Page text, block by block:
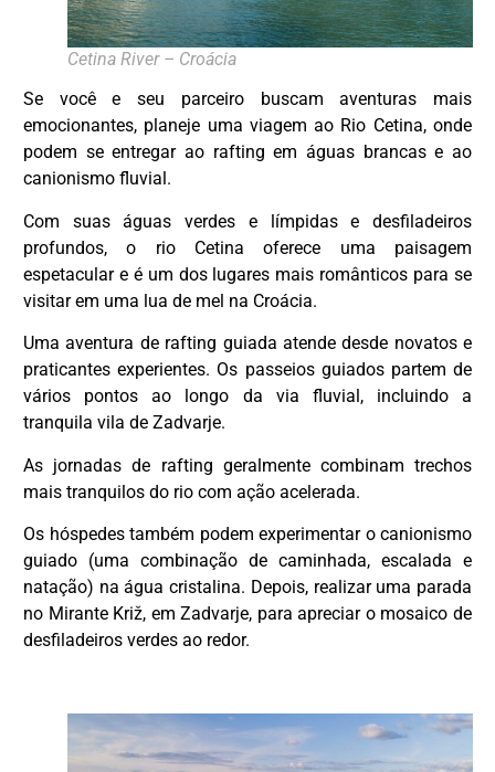
Cetina River – Croácia
Se você e seu parceiro buscam aventuras mais
emocionantes, planeje uma viagem ao Rio Cetina, onde
podem se entregar ao rafting em águas brancas e ao
canionismo fluvial.
Com suas águas verdes e límpidas e desfiladeiros
profundos, o rio Cetina oferece uma paisagem
espetacular e é um dos lugares mais românticos para se
visitar em uma lua de mel na Croácia.
Uma aventura de rafting guiada atende desde novatos e
praticantes experientes. Os passeios guiados partem de
vários pontos ao longo da via fluvial, incluindo a
tranquila vila de Zadvarje.
As jornadas de rafting geralmente combinam trechos
mais tranquilos do rio com ação acelerada.
Os hóspedes também podem experimentar o canionismo
guiado (uma combinação de caminhada, escalada e
natação) na água cristalina. Depois, realizar uma parada
no Mirante Križ, em Zadvarje, para apreciar o mosaico de
desfiladeiros verdes ao redor.